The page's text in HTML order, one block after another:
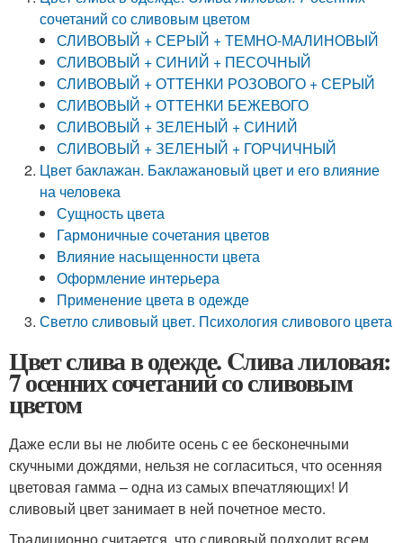
сочетаний со сливовым цветом
СЛИВОВЫЙ + СЕРЫЙ + ТЕМНО-МАЛИНОВЫЙ
СЛИВОВЫЙ + СИНИЙ + ПЕСОЧНЫЙ
СЛИВОВЫЙ + ОТТЕНКИ РОЗОВОГО + СЕРЫЙ
СЛИВОВЫЙ + ОТТЕНКИ БЕЖЕВОГО
СЛИВОВЫЙ + ЗЕЛЕНЫЙ + СИНИЙ
СЛИВОВЫЙ + ЗЕЛЕНЫЙ + ГОРЧИЧНЫЙ
Цвет баклажан. Баклажановый цвет и его влияние
на человека
Сущность цвета
Гармоничные сочетания цветов
Влияние насыщенности цвета
Оформление интерьера
Применение цвета в одежде
Светло сливовый цвет. Психология сливового цвета
Цвет слива в одежде. Cлива лиловая:
7 осенних сочетаний со сливовым
цветом
Даже если вы не любите осень с ее бесконечными
скучными дождями, нельзя не согласиться, что осенняя
цветовая гамма – одна из самых впечатляющих! И
сливовый цвет занимает в ней почетное место.